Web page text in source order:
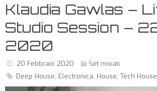
Klaudia Gawlas –
Studio Session –
2020
20 Febbraio 2020
Set mixati
Deep House, Electronica, House, Tech House